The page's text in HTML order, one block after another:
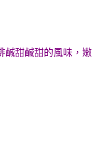
鹹甜鹹甜的風味，嫩